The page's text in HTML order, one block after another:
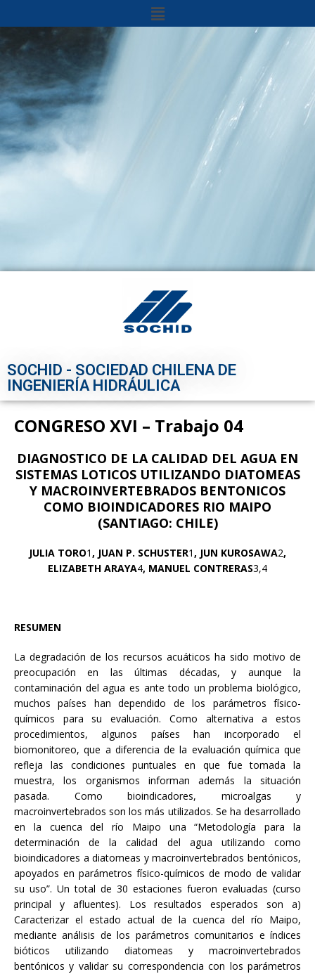
SOCHID - SOCIEDAD CHILENA DE
INGENIERÍA HIDRÁULICA
CONGRESO XVI – Trabajo 04
DIAGNOSTICO DE LA CALIDAD DEL AGUA EN
SISTEMAS LOTICOS UTILIZANDO DIATOMEAS
Y MACROINVERTEBRADOS BENTONICOS
COMO BIOINDICADORES RIO MAIPO
(SANTIAGO: CHILE)
JULIA TORO1, JUAN P. SCHUSTER1, JUN KUROSAWA2,
ELIZABETH ARAYA4, MANUEL CONTRERAS3,4
RESUMEN
La degradación de los recursos acuáticos ha sido motivo de
preocupación en las últimas décadas, y aunque la
contaminación del agua es ante todo un problema biológico,
muchos países han dependido de los parámetros físico-
químicos para su evaluación. Como alternativa a estos
procedimientos, algunos países han incorporado el
biomonitoreo, que a diferencia de la evaluación química que
refleja las condiciones puntuales en que fue tomada la
muestra, los organismos informan además la situación
pasada. Como bioindicadores, microalgas y
macroinvertebrados son los más utilizados. Se ha desarrollado
en la cuenca del río Maipo una “Metodología para la
determinación de la calidad del agua utilizando como
bioindicadores a diatomeas y macroinvertebrados bentónicos,
apoyados en parámetros físico-químicos de modo de validar
su uso”. Un total de 30 estaciones fueron evaluadas (curso
principal y afluentes). Los resultados esperados son a)
Caracterizar el estado actual de la cuenca del río Maipo,
mediante análisis de los parámetros comunitarios e índices
bióticos utilizando diatomeas y macroinvertebrados
bentónicos y validar su correspondencia con los parámetros